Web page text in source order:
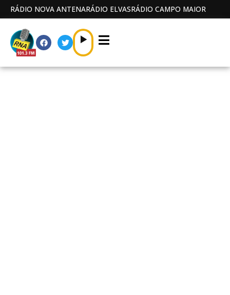
RÁDIO NOVA ANTENARÁDIO ELVASRÁDIO CAMPO MAIOR